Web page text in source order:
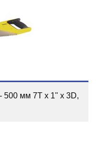
500 мм 7T x 1" x 3D,